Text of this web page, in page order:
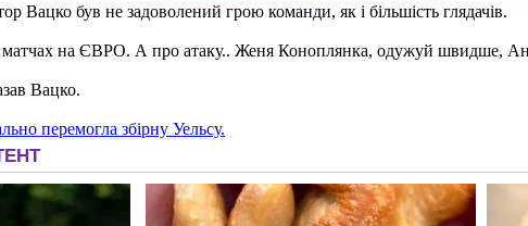
Вацко був не задоволений грою команди, як і більшість глядачів.
на ЄВРО. А про атаку.. Женя Коноплянка, одужуй швидше,
Вацко.
перемогла збірну Уельсу.